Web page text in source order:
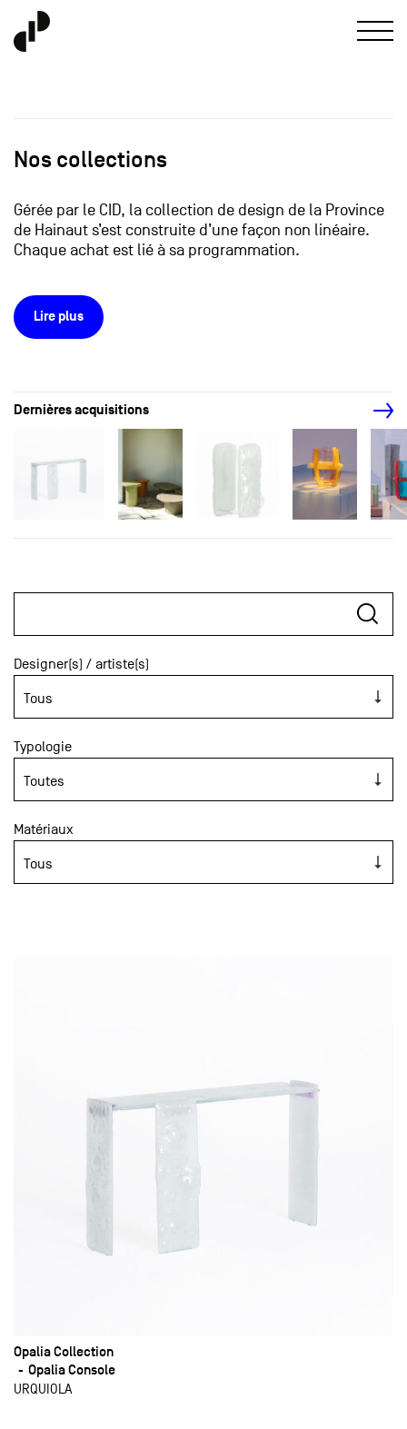
Nos collections
Gérée par le CID, la collection de design de la Province
de Hainaut s’est construite d’une façon non linéaire.
Chaque achat est lié à sa programmation.
Lire plus
Dernières acquisitions
Designer(s) / artiste(s)
Typologie
Matériaux
Opalia Collection
Opalia Console
URQUIOLA